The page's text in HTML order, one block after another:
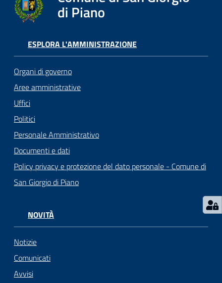
o
n
e
Tutti
gli
argomenti...
di Piano
ESPLORA L'AMMINISTRAZIONE
Organi di governo
Aree amministrative
Uffici
Politici
Personale Amministrativo
Documenti e dati
Policy privacy e protezione del dato personale - Comune di
San Giorgio di Piano
NOVITÀ
Notizie
Comunicati
Avvisi